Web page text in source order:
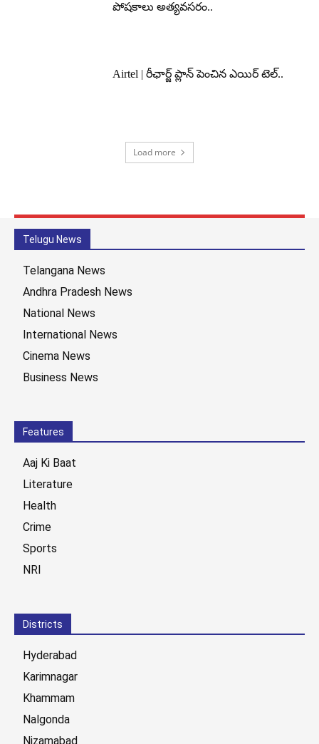
పోషకాలు అత్యవసరం..
Airtel | రీఛార్జ్ ప్లాన్ పెంచిన ఎయిర్ టెల్..
Load more
Telugu News
Telangana News
Andhra Pradesh News
National News
International News
Cinema News
Business News
Features
Aaj Ki Baat
Literature
Health
Crime
Sports
NRI
Districts
Hyderabad
Karimnagar
Khammam
Nalgonda
Nizamabad